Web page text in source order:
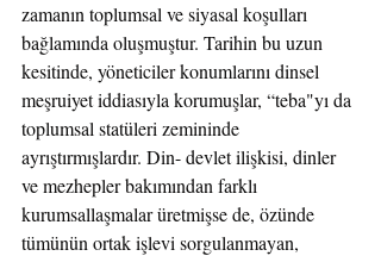
zamanın toplumsal ve siyasal koşulları
bağlamında oluşmuştur. Tarihin bu uzun
kesitinde, yöneticiler konumlarını dinsel
meşruiyet iddiasıyla korumuşlar, “teba"yı da
toplumsal statüleri zemininde
ayrıştırmışlardır. Din- devlet ilişkisi, dinler
ve mezhepler bakımından farklı
kurumsallaşmalar üretmişse de, özünde
tümünün ortak işlevi sorgulanmayan,